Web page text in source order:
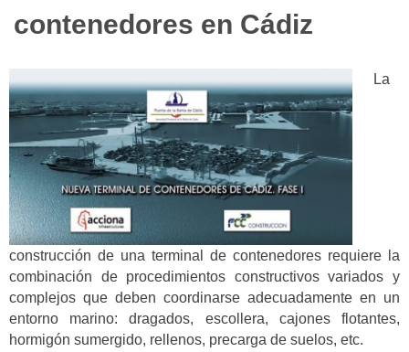
contenedores en Cádiz
La
construcción de una terminal de contenedores requiere la
combinación de procedimientos constructivos variados y
complejos que deben coordinarse adecuadamente en un
entorno marino: dragados, escollera, cajones flotantes,
hormigón sumergido, rellenos, precarga de suelos, etc.